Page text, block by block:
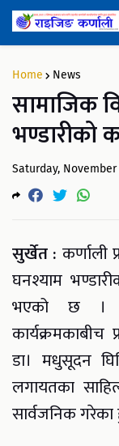
Home News
सामाजिक
भण्डारीको
Saturday, November
सुर्खेत : कर्णाली
घनश्याम
भएको छ ।
डा। मधुसूदन
लगायतका
सार्वजनिक गरेका